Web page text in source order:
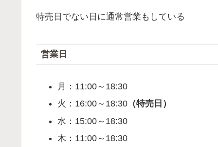
特売日でない日に通常営業もしている
営業日
月：11:00～18:30
火：16:00～18:30（特売日）
水：15:00～18:30
木：11:00～18:30